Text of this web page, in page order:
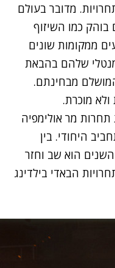
מדובר בעולם
בוהק כמו השיזוף
ממקומות שונים
שלהם בהבאת
מבחינתם.
מוכרת.
את תחרות מר אולימפיה
היחודי. בין
השנים הוא שב וחזר
הבאדי בילדינג